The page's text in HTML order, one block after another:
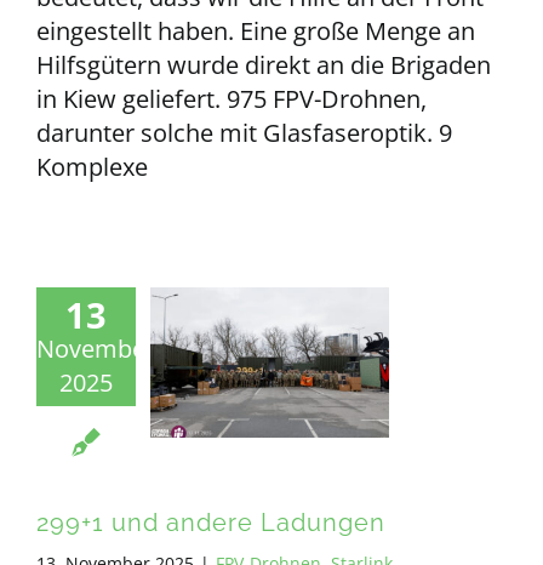
eingestellt haben. Eine große Menge an
Hilfsgütern wurde direkt an die Brigaden
in Kiew geliefert. 975 FPV-Drohnen,
darunter solche mit Glasfaseroptik. 9
Komplexe
13
November
2025
299+1 und andere Ladungen